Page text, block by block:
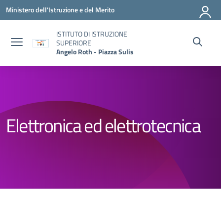
Vai ai contenuti
Vai al menu di navigazione
Vai al footer
Ministero dell'Istruzione e del Merito
ISTITUTO DI ISTRUZIONE
SUPERIORE
Angelo Roth - Piazza Sulis
Elettronica ed elettrotecnica